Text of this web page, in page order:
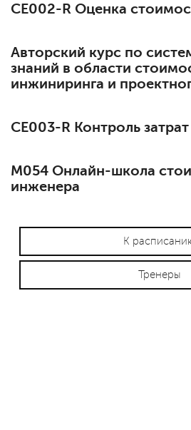
СЕ002-R Оценка
Авторский курс по
знаний в области
инжиниринга и
СЕ003-R Контроль
М054 Онлайн-школа
инженера
К
Тренеры